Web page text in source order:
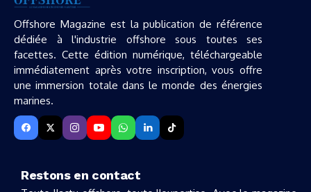
Offshore Magazine est la publication de référence
dédiée à l'industrie offshore sous toutes ses
facettes. Cette édition numérique, téléchargeable
immédiatement après votre inscription, vous offre
une immersion totale dans le monde des énergies
marines.
Restons en contact